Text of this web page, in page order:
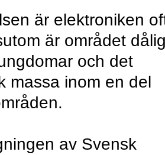
är elektroniken
är området
och det
massa inom en del
av Svensk